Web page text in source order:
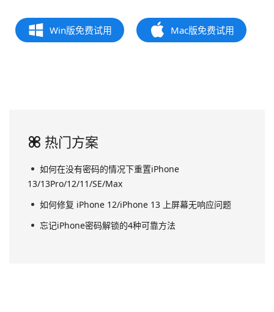
Win版免费试用 Mac版免费试用
热门方案
如何在没有密码的情况下重置iPhone
13/13Pro/12/11/SE/Max
如何修复 iPhone 12/iPhone 13 上屏幕无响应问题
忘记iPhone密码解锁的4种可靠方法